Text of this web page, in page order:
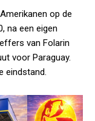
op de
na een eigen
van Folarin
voor Paraguay.
eindstand.